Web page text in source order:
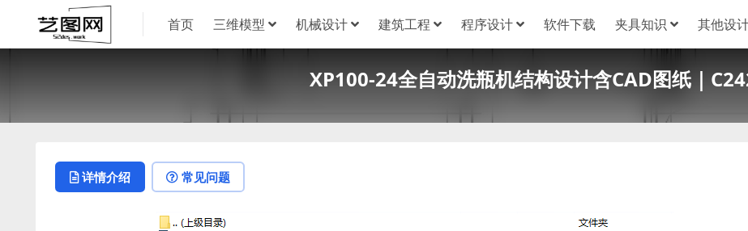
首页 三维模型 机械设计 建筑工程 程序设计 软件下载 夹具知识 其他设
XP100-24全自动洗瓶机结构设计含CAD图纸｜
详情介绍 常见问题